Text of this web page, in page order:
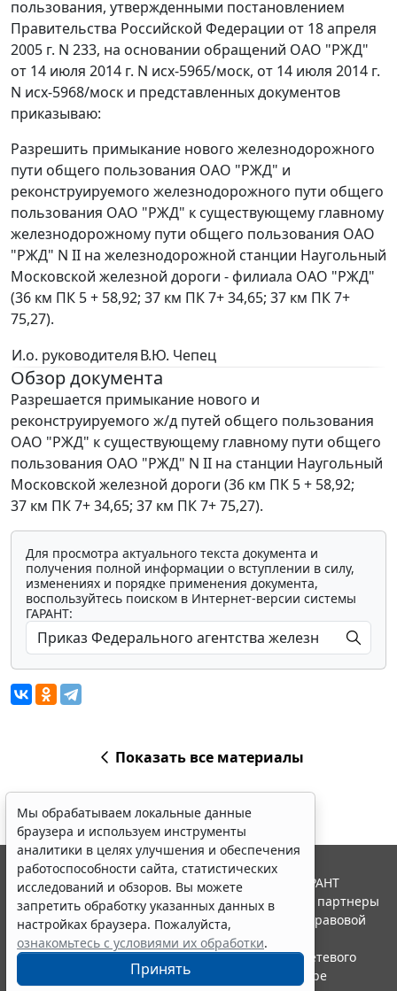
пользования, утвержденными постановлением
Правительства Российской Федерации от 18 апреля
2005 г. N 233, на основании обращений ОАО "РЖД"
от 14 июля 2014 г. N исх-5965/моск, от 14 июля 2014 г.
N исх-5968/моск и представленных документов
приказываю:
Разрешить примыкание нового железнодорожного
пути общего пользования ОАО "РЖД" и
реконструируемого железнодорожного пути общего
пользования ОАО "РЖД" к существующему главному
железнодорожному пути общего пользования ОАО
"РЖД" N II на железнодорожной станции Наугольный
Московской железной дороги - филиала ОАО "РЖД"
(36 км ПК 5 + 58,92; 37 км ПК 7+ 34,65; 37 км ПК 7+
75,27).
И.о. руководителяВ.Ю. Чепец
Обзор документа
Разрешается примыкание нового и
реконструируемого ж/д путей общего пользования
ОАО "РЖД" к существующему главному пути общего
пользования ОАО "РЖД" N II на станции Наугольный
Московской железной дороги (36 км ПК 5 + 58,92;
37 км ПК 7+ 34,65; 37 км ПК 7+ 75,27).
Для просмотра актуального текста документа и
получения полной информации о вступлении в силу,
изменениях и порядке применения документа,
воспользуйтесь поиском в Интернет-версии системы
ГАРАНТ:
Показать все материалы
Мы обрабатываем локальные данные
браузера и используем инструменты
аналитики в целях улучшения и обеспечения
работоспособности сайта, статистических
исследований и обзоров. Вы можете
запретить обработку указанных данных в
настройках браузера. Пожалуйста,
ознакомьтесь с условиями их обработки.
Принять
© ООО "НПП "ГАРАНТ-СЕРВИС", 2026. Система ГАРАНТ
выпускается с 1990 года. Компания "Гарант" и ее партнеры
являются участниками Российской ассоциации правовой
информации ГАРАНТ.
Портал ГАРАНТ.РУ зарегистрирован в качестве сетевого
издания Федеральной службой по надзору в сфере